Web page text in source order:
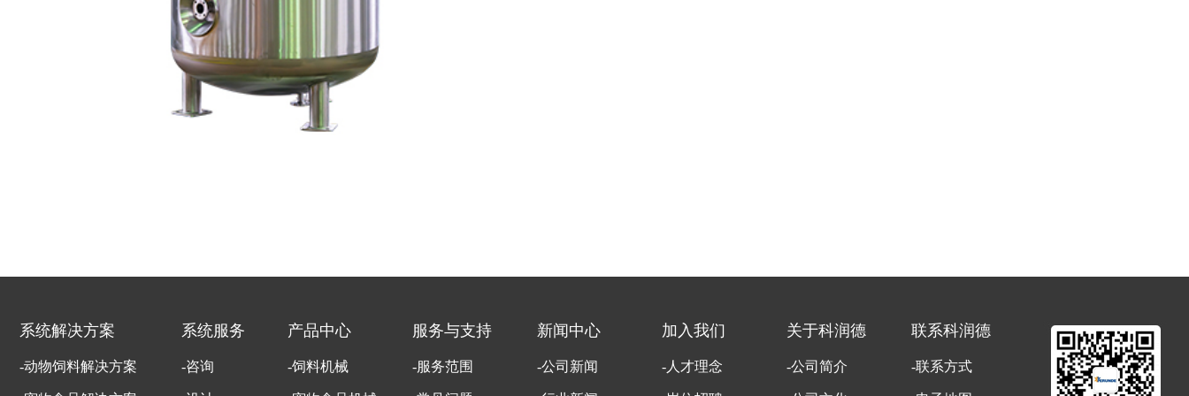
系统解决方案
-动物饲料解决方案
系统服务
-咨询
产品中心
-饲料机械
服务与支持
-服务范围
新闻中心
-公司新闻
加入我们
-人才理念
关于科润德
-公司简介
联系科润德
-联系方式